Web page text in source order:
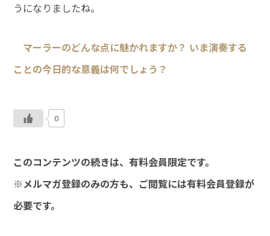
うになりましたね。
マーラーのどんな点に魅かれますか？ いま演奏する
ことの今日的な意義は何でしょう？
0
このコンテンツの続きは、有料会員限定です。
※メルマガ登録のみの方も、ご閲覧には有料会員登録が
必要です。